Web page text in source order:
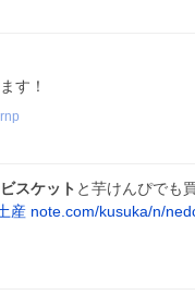
す！
スケット と芋けんぴでも
産 note.com/kusuka/n/